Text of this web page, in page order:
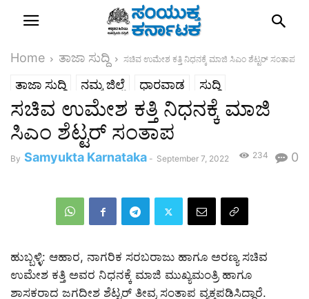
Home ತಾಜಾ ಸುದ್ದಿ ಸಚಿವ ಉಮೇಶ ಕತ್ತಿ ನಿಧನಕ್ಕೆ ಮಾಜಿ ಸಿಎಂ ಶೆಟ್ಟರ್ ಸಂತಾಪ
ತಾಜಾ ಸುದ್ದಿ ನಮ್ಮ ಜಿಲ್ಲೆ ಧಾರವಾಡ ಸುದ್ದಿ
ಸಚಿವ ಉಮೇಶ ಕತ್ತಿ ನಿಧನಕ್ಕೆ ಮಾಜಿ
ಸಿಎಂ ಶೆಟ್ಟರ್ ಸಂತಾಪ
By Samyukta Karnataka - September 7, 2022 0
234
ಹುಬ್ಬಳ್ಳಿ: ಆಹಾರ, ನಾಗರಿಕ ಸರಬರಾಜು ಹಾಗೂ ಅರಣ್ಯ ಸಚಿವ
ಉಮೇಶ ಕತ್ತಿ ಅವರ ನಿಧನಕ್ಕೆ ಮಾಜಿ ಮುಖ್ಯಮಂತ್ರಿ ಹಾಗೂ
ಶಾಸಕರಾದ ಜಗದೀಶ ಶೆಟ್ಟರ್ ತೀವ್ರ ಸಂತಾಪ ವ್ಯಕ್ತಪಡಿಸಿದ್ದಾರೆ.